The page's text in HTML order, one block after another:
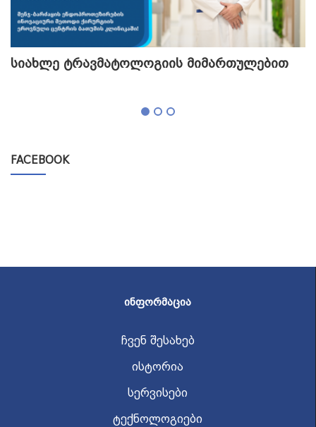
სიახლე ტრავმატოლოგიის მიმართულებით
FACEBOOK
ᲘᲜᲤᲝᲠᲛᲐᲪᲘᲐ
ჩვენ შესახებ
ისტორია
სერვისები
ტექნოლოგიები